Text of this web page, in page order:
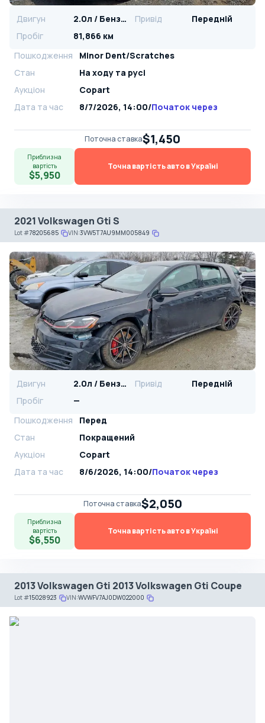
Двигун 2.0л / Бензин Привід
Передній
Пробіг
81,866 км
Пошкодження
Minor Dent/Scratches
Стан
На ​​ходу та русі
Аукціон
Copart
Дата та час
8/7/2026, 14:00/Початок через
Поточна ставка$1,450
Приблизна
вартість
$5,950
Точна вартість авто в Україні
2021 Volkswagen Gti S
Lot#78205685 VIN:3VW5T7AU9MM005849
Двигун 2.0л / Бензин Привід
Передній
Пробіг
—
Пошкодження
Перед
Стан
Покращений
Аукціон
Copart
Дата та час
8/6/2026, 14:00/Початок через
Поточна ставка$2,050
Приблизна
вартість
$6,550
Точна вартість авто в Україні
2013 Volkswagen Gti 2013 Volkswagen Gti Coupe
Lot#15028923 VIN:WVWFV7AJ0DW022000